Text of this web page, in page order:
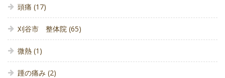
頭痛 (17)
刈谷市 整体院 (65)
微熱 (1)
踵の痛み (2)